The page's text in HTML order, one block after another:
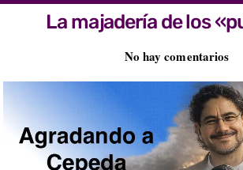
La majadería de los
No hay comentarios